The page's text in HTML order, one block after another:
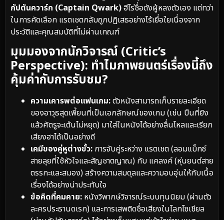
กัปตันควาร์ก (Captain Qwark)ฮีโร่ชื่อดังผู้หลงตัวเอง แต่ทว่า
ในการคัดเลือก แรตเชตกลับถูกปฏิเสธอย่างไร้เยื่อใยเนื่องจาก
ประวัติและคุณสมบัติที่ไม่ผ่านเกณฑ์
มุมมองจากนักวิจารณ์ (Critic’s
Perspective): ทำไมภาพยนตร์เรื่องนี้ถึง
คุ้มค่ากับการรับชม?
ความเคารพต่อแฟนเกม:ตัวหนังสามารถเก็บรายละเอียด
ของอาวุธสุดเพี้ยนที่เป็นเอกลักษณ์ของเกม (เช่น ปืนที่ยิง
แล้วศัตรูจะเต้นไม่หยุด) มาใส่ในหนังได้อย่างลื่นไหลและเรียก
เสียงฮาได้เป็นอย่างดี
เคมีของคู่หูต่างขั้ว: การจับคู่ระหว่าง แรตเชต (ลอมแบ็กซ์
สายลุยที่ใช้หัวใจและสัญชาตญาณ) กับ แคลงค์ (หุ่นยนต์สาย
ตรรกะและสมอง) สร้างความสมดุลและความอบอุ่นให้กับเนื้อ
เรื่องได้อย่างน่าประทับใจ
ข้อคิดที่คมคาย: หนังวิพากษ์วิจารณ์ระบบทุนนิยม (ผ่านตัว
ละครประธานดเรก) และการเสพติดชื่อเสียงในโลกโซเชียล